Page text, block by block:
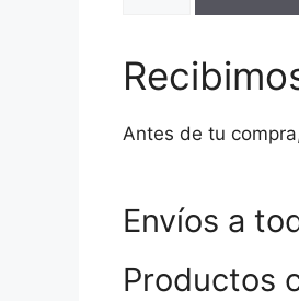
22492-
Hombre
Antes de tu
Envíos a
Productos